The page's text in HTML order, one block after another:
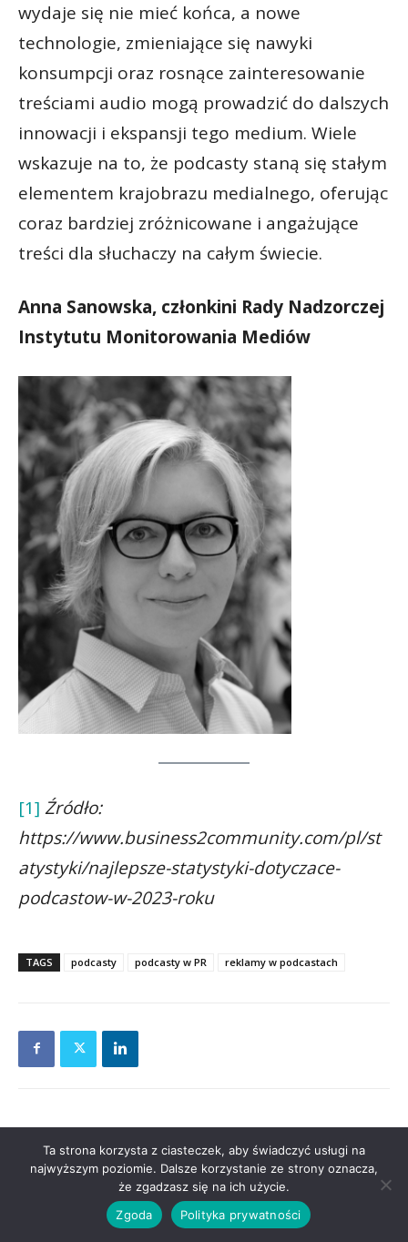
wydaje się nie mieć końca, a nowe
technologie, zmieniające się nawyki
konsumpcji oraz rosnące zainteresowanie
treściami audio mogą prowadzić do dalszych
innowacji i ekspansji tego medium. Wiele
wskazuje na to, że podcasty staną się stałym
elementem krajobrazu medialnego, oferując
coraz bardziej zróżnicowane i angażujące
treści dla słuchaczy na całym świecie.
Anna Sanowska, członkini Rady Nadzorczej
Instytutu Monitorowania Mediów
[1] Źródło:
https://www.business2community.com/pl/st
atystyki/najlepsze-statystyki-dotyczace-
podcastow-w-2023-roku
TAGS podcasty podcasty w PR reklamy w podcastach
ZOSTAW KOMENTARZ
Ta strona korzysta z ciasteczek, aby świadczyć usługi na
najwyższym poziomie. Dalsze korzystanie ze strony oznacza,
że zgadzasz się na ich użycie.
Zgoda
Polityka prywatności